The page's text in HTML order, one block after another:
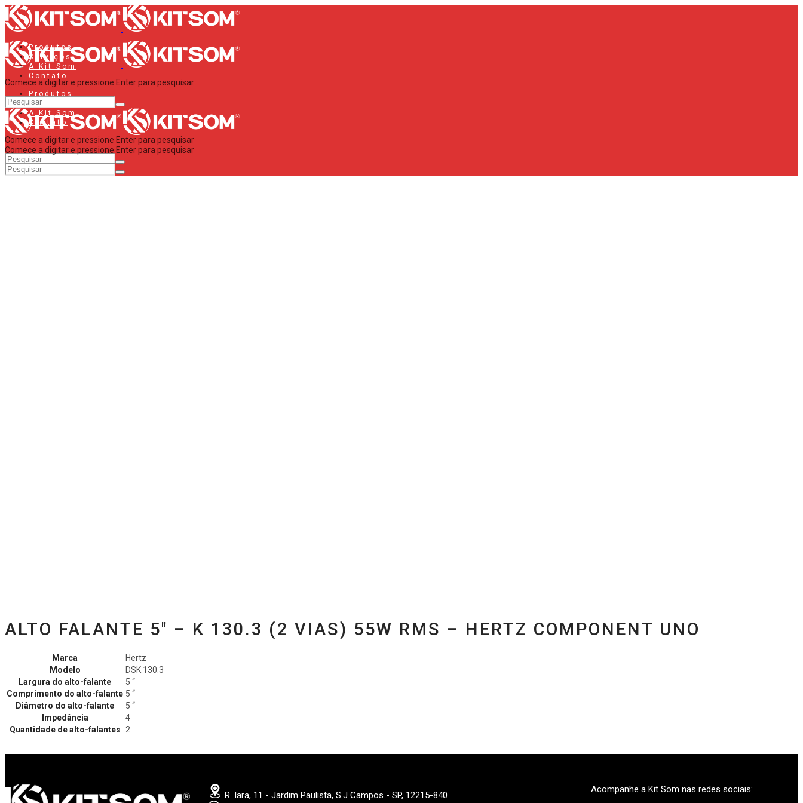
Produtos
Serviços
A Kit Som
Contato
Produtos
Serviços
A Kit Som
Contato
Comece a digitar e pressione Enter para pesquisar
Comece a digitar e pressione Enter para pesquisar
Comece a digitar e pressione Enter para pesquisar
ALTO FALANTE 5″ – K 130.3 (2 VIAS) 55W RMS – HERTZ COMPONENT UNO
Marca
Hertz
Modelo
DSK 130.3
Largura do alto-falante
5 “
Comprimento do alto-falante 5 “
Diâmetro do alto-falante
5 “
Impedância
4
Quantidade de alto-falantes
2
R. Iara, 11 - Jardim Paulista, S.J Campos - SP, 12215-840
Acompanhe a Kit Som nas redes sociais: